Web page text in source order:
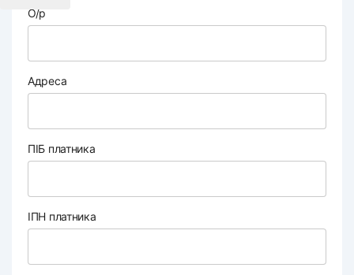
О/р
Адреса
ПІБ платника
ІПН платника